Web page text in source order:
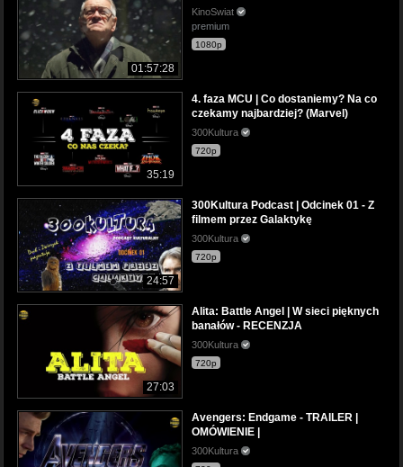
01:57:28
KinoSwiat
premium
1080p
35:19
4. faza MCU | Co dostaniemy? Na co
czekamy najbardziej? (Marvel)
300Kultura
720p
24:57
300Kultura Podcast | Odcinek 01 - Z
filmem przez Galaktykę
300Kultura
720p
27:03
Alita: Battle Angel | W sieci pięknych
banałów - RECENZJA
300Kultura
720p
Avengers: Endgame - TRAILER |
OMÓWIENIE |
300Kultura